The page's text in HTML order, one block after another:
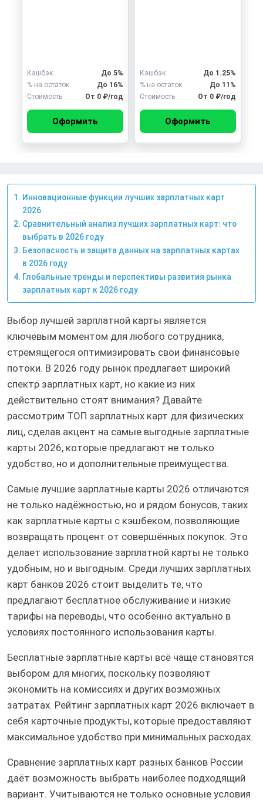
Кэшбэк
До 5%
% на остаток
До 16%
Стоимость
От 0 ₽/год
Оформить
Кэшбэк
До 1.25%
% на остаток
До 11%
Стоимость
От 0 ₽/год
Оформить
Инновационные функции лучших зарплатных карт
2026
Сравнительный анализ лучших зарплатных карт: что
выбрать в 2026 году
Безопасность и защита данных на зарплатных картах
в 2026 году
Глобальные тренды и перспективы развития рынка
зарплатных карт к 2026 году
Выбор лучшей зарплатной карты является
ключевым моментом для любого сотрудника,
стремящегося оптимизировать свои финансовые
потоки. В 2026 году рынок предлагает широкий
спектр зарплатных карт, но какие из них
действительно стоят внимания? Давайте
рассмотрим ТОП зарплатных карт для физических
лиц, сделав акцент на самые выгодные зарплатные
карты 2026, которые предлагают не только
удобство, но и дополнительные преимущества.
Самые лучшие зарплатные карты 2026 отличаются
не только надёжностью, но и рядом бонусов, таких
как зарплатные карты с кэшбеком, позволяющие
возвращать процент от совершённых покупок. Это
делает использование зарплатной карты не только
удобным, но и выгодным. Среди лучших зарплатных
карт банков 2026 стоит выделить те, что
предлагают бесплатное обслуживание и низкие
тарифы на переводы, что особенно актуально в
условиях постоянного использования карты.
Бесплатные зарплатные карты всё чаще становятся
выбором для многих, поскольку позволяют
экономить на комиссиях и других возможных
затратах. Рейтинг зарплатных карт 2026 включает в
себя карточные продукты, которые предоставляют
максимальное удобство при минимальных расходах.
Сравнение зарплатных карт разных банков России
даёт возможность выбрать наиболее подходящий
вариант. Учитываются не только основные условия